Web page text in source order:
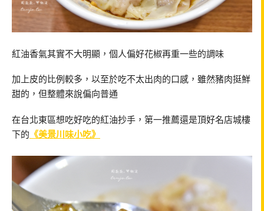
紅油香氣其實不大明顯，個人偏好花椒再重一些的調味
加上皮的比例較多，以至於吃不太出肉的口感，雖然豬肉挺鮮
甜的，但整體來說偏向普通
在台北東區想吃好吃的紅油抄手，第一推薦還是頂好名店城樓
下的 《美景川味小吃》